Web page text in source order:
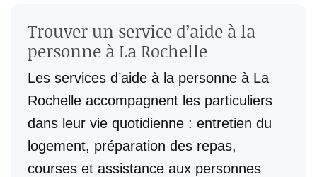
Trouver un service d’aide à la
personne à La Rochelle
Les services d’aide à la personne à La
Rochelle accompagnent les particuliers
dans leur vie quotidienne : entretien du
logement, préparation des repas,
courses et assistance aux personnes